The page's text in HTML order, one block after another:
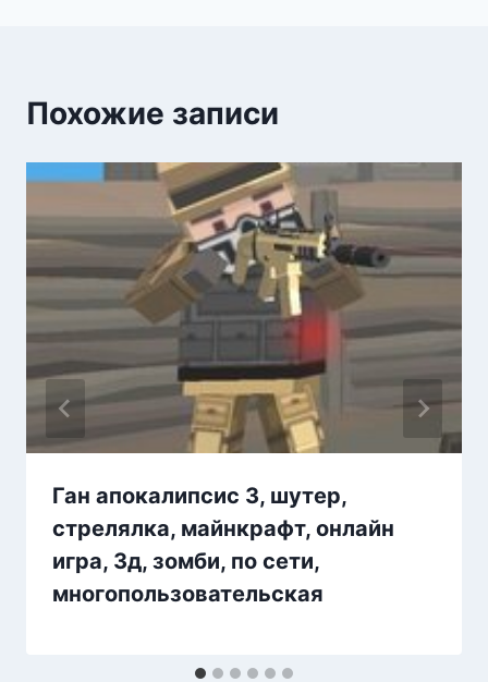
Похожие записи
Ган апокалипсис 3, шутер,
стрелялка, майнкрафт, онлайн
игра, 3д, зомби, по сети,
многопользовательская